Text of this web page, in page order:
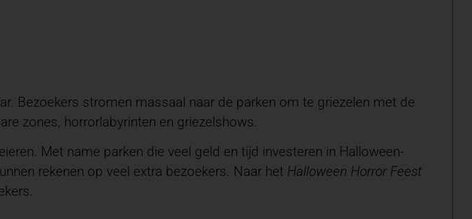
Bezoekers stromen massaal naar de parken om te griezelen met de
zones, horrorlabyrinten en griezelshows.
Met name parken die veel geld en tijd investeren in Halloween-
rekenen op veel extra bezoekers. Naar het Halloween Horror Feest